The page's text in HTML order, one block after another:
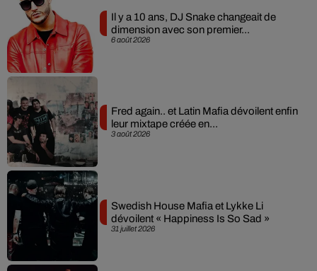
6 août 2026
Il y a 10 ans, DJ Snake changeait de
dimension avec son premier...
3 août 2026
Fred again.. et Latin Mafia dévoilent enfin
leur mixtape créée en...
31 juillet 2026
Swedish House Mafia et Lykke Li
dévoilent « Happiness Is So Sad »